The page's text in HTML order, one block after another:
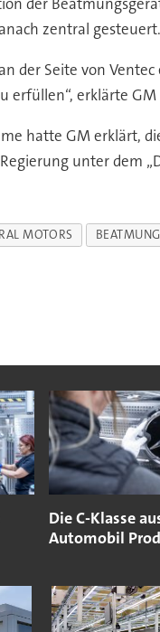
zentral gesteuert.
der Seite von
erfüllen“, erklärte
hatte GM erklärt,
unter dem
MOTORS
Die C-Klasse
Automobil